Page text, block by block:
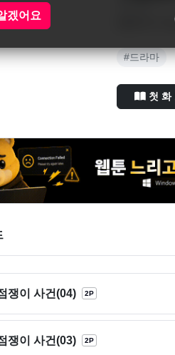
겠어요
종횡무진!
#드라마
첫 화
쟁이 사건(04) 2P
쟁이 사건(03) 2P